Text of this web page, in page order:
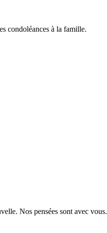
condoléances à la famille.
Nos pensées sont avec vous.